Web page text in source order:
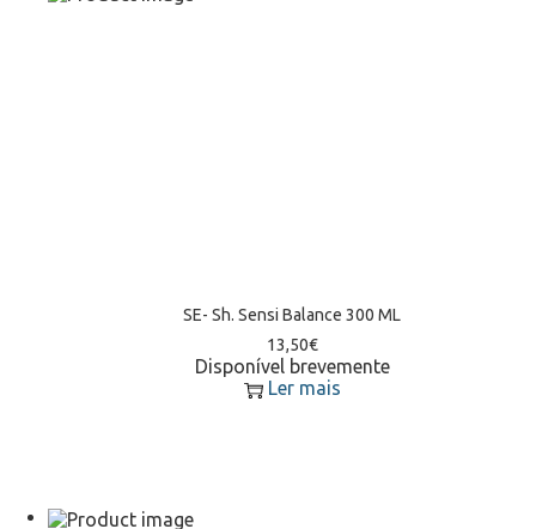
SE- Sh. Sensi Balance 300 ML
13,50€
Disponível brevemente
Ler mais